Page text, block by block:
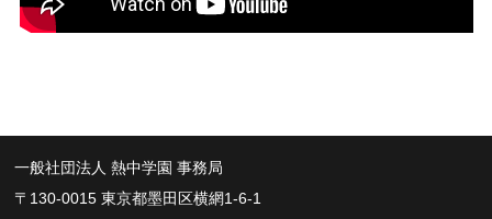
一般社団法人 熱中学園 事務局
〒130-0015 東京都墨田区横網1-6-1